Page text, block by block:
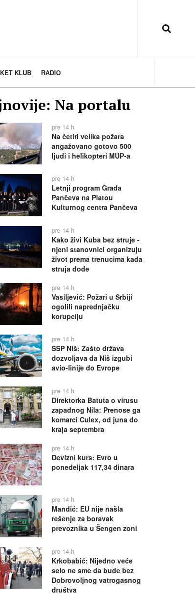
KLUB RADIO
Na portalu
pre 14 h
Na četiri velika požara
angažovano gotovo 500
ljudi i helikopteri MUP-a
pre 14 h
Letnji program Grada
Pančeva na Platou
Kulturnog centra Pančeva
pre 14 h
Kako živi Kuba bez struje -
njeni stanovnici organizuju
život prema trenucima kada
struja dođe
pre 14 h
Vasiljević: Požari u Srbiji
ogolili naprednjačku
korupciju
pre 14 h
SSP Niš: Zašto država
dozvoljava da Niš izgubi
avio-linije do Evrope
pre 14 h
Direktorka Batuta o virusu
zapadnog Nila: Prenose ga
komarci Culex, od juna do
kraja septembra
pre 14 h
Devizni kurs: Evro u
ponedeljak 117,34 dinara
pre 14 h
Mandić: EU nije našla
rešenje za boravak
prevoznika u Šengen zoni
pre 14 h
Krkobabić: Nijedno veće
selo ne sme da bude bez
Dobrovoljnog vatrogasnog
društva